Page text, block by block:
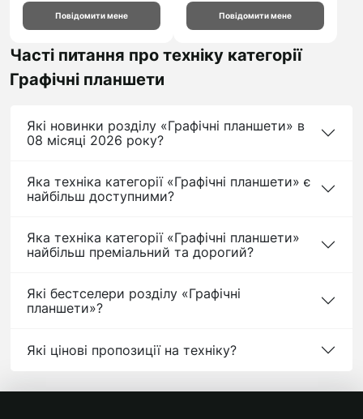
Повідомити мене Повідомити мене
Часті питання про техніку категорії
Графічні планшети
Які новинки розділу «Графічні планшети» в
08 місяці 2026 року?
Яка техніка категорії «Графічні планшети» є
найбільш доступними?
Яка техніка категорії «Графічні планшети»
найбільш преміальний та дорогий?
Які бестселери розділу «Графічні
планшети»?
Які цінові пропозиції на техніку?